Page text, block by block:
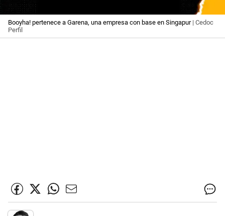
Booyha! pertenece a Garena, una empresa con base en Singapur| Cedoc
Perfil